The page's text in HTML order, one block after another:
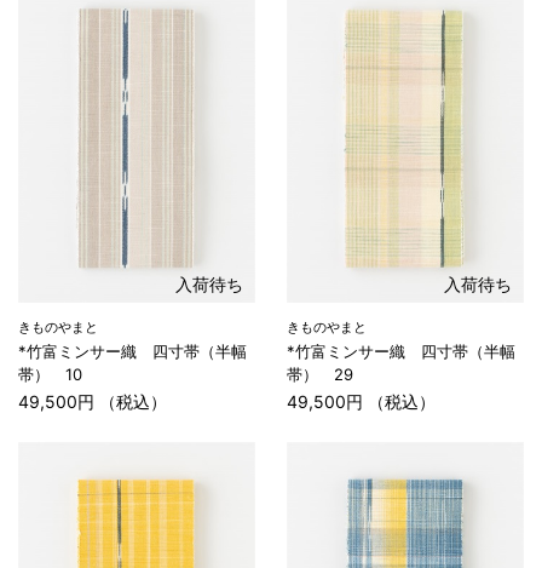
入荷待ち
きものやまと
*竹富ミンサー織 四寸帯（半幅
帯） 10
49,500円 （税込）
入荷待ち
きものやまと
*竹富ミンサー織 四寸帯（半幅
帯） 29
49,500円 （税込）